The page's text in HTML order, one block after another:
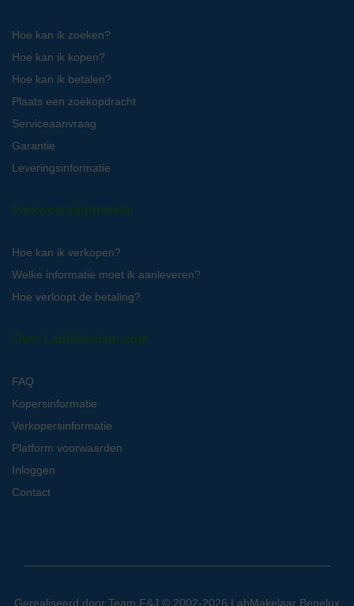
Hoe kan ik zoeken?
Hoe kan ik kopen?
Hoe kan ik betalen?
Plaats een zoekopdracht
Serviceaanvraag
Garantie
Leveringsinformatie
Verkopersinformatie
Hoe kan ik verkopen?
Welke informatie moet ik aanleveren?
Hoe verloopt de betaling?
Over LabMakelaar.com
FAQ
Kopersinformatie
Verkopersinformatie
Platform voorwaarden
Inloggen
Contact
Gerealiseerd door Team F&J © 2002-2026 LabMakelaar Benelux